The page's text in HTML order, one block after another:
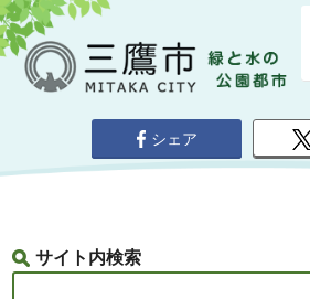
シェア
サイト内検索